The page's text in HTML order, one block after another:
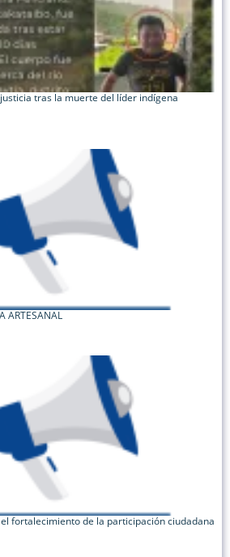
tras la muerte del líder indígena
ARTESANAL
fortalecimiento de la participación ciudadana